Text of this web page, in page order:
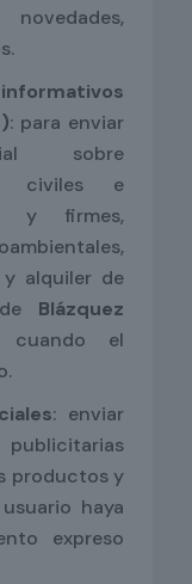
: para enviar
sobre
civiles e
y firmes,
alquiler de
Blázquez
cuando el
: enviar
productos y
haya
expreso